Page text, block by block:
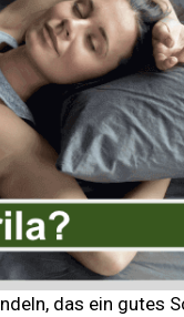
das ein gutes